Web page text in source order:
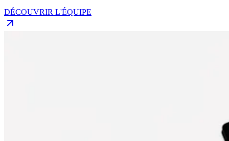
DÉCOUVRIR L'ÉQUIPE